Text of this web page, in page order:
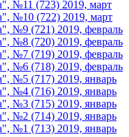
№11 (723) 2019, март
№10 (722) 2019, март
№9 (721) 2019, февраль
№8 (720) 2019, февраль
№7 (719) 2019, февраль
№6 (718) 2019, февраль
№5 (717) 2019, январь
№4 (716) 2019, январь
№3 (715) 2019, январь
№2 (714) 2019, январь
№1 (713) 2019, январь